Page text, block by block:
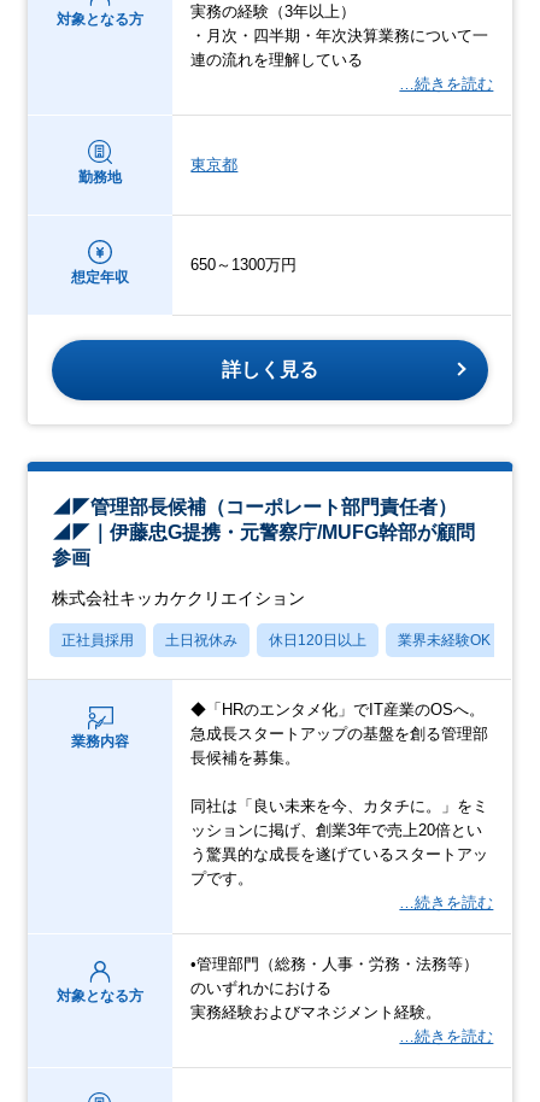
対象となる方
実務の経験（3年以上）
・月次・四半期・年次決算業務について一
連の流れを理解している
…続きを読む
勤務地
東京都
想定年収
650～1300万円
詳しく見る
◢◤管理部長候補（コーポレート部門責任者）
◢◤｜伊藤忠G提携・元警察庁/MUFG幹部が顧問
参画
株式会社キッカケクリエイション
正社員採用 土日祝休み 休日120日以上 業界未経験OK
業務内容
◆「HRのエンタメ化」でIT産業のOSへ。
急成長スタートアップの基盤を創る管理部
長候補を募集。
同社は「良い未来を今、カタチに。」をミ
ッションに掲げ、創業3年で売上20倍とい
う驚異的な成長を遂げているスタートアッ
プです。
…続きを読む
対象となる方
•管理部門（総務・人事・労務・法務等）
のいずれかにおける
実務経験およびマネジメント経験。
…続きを読む